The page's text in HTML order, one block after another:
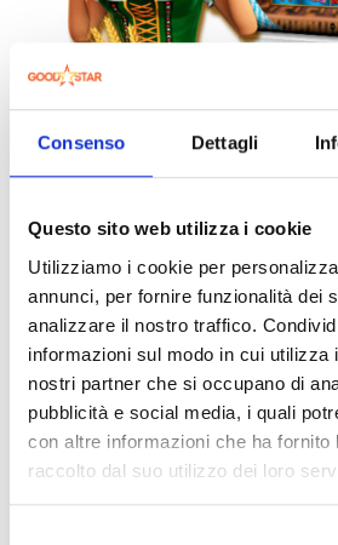
Consenso Dettagli
Questo sito web utilizza i cookie
Utilizziamo i cookie per
annunci, per fornire funzionalità dei
analizzare il nostro traffico.
informazioni sul modo in cui utilizza
nostri partner che si occupano di
pubblicità e social media, i quali
con altre informazioni che ha fornito
raccolto dal suo utilizzo dei loro